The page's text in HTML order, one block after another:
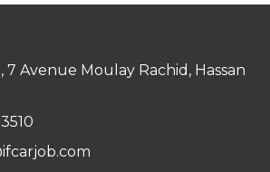
7 Avenue Moulay Rachid, Hassan